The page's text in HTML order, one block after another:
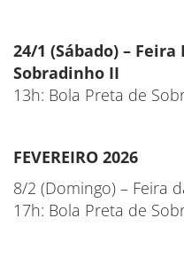
24/1 (Sábado) –
Sobradinho II
13h: Bola Preta de
FEVEREIRO 2026
8/2 (Domingo) – Feira
17h: Bola Preta de